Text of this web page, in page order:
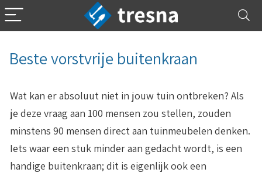
Beste vorstvrije buitenkraan
Wat kan er absoluut niet in jouw tuin ontbreken? Als
je deze vraag aan 100 mensen zou stellen, zouden
minstens 90 mensen direct aan tuinmeubelen denken.
Iets waar een stuk minder aan gedacht wordt, is een
handige buitenkraan; dit is eigenlijk ook een